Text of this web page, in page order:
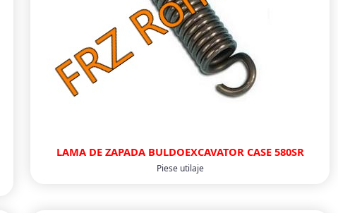
LAMA DE ZAPADA BULDOEXCAVATOR CASE 580SR
Piese utilaje